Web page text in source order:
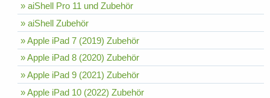
» aiShell Pro 11 und Zubehör
» aiShell Zubehör
» Apple iPad 7 (2019) Zubehör
» Apple iPad 8 (2020) Zubehör
» Apple iPad 9 (2021) Zubehör
» Apple iPad 10 (2022) Zubehör